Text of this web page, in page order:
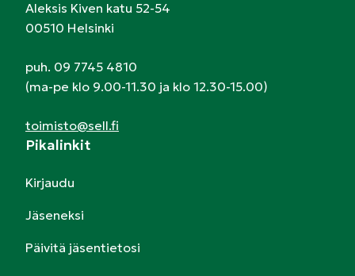
Aleksis Kiven katu 52-54
00510 Helsinki
puh. 09 7745 4810
(ma-pe klo 9.00-11.30 ja klo 12.30-15.00)
toimisto@sell.fi
Pikalinkit
Kirjaudu
Jäseneksi
Päivitä jäsentietosi